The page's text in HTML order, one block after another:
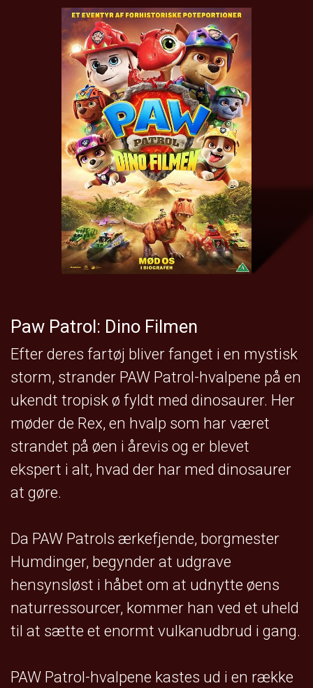
Paw Patrol: Dino Filmen
Efter deres fartøj bliver fanget i en mystisk
storm, strander PAW Patrol-hvalpene på en
ukendt tropisk ø fyldt med dinosaurer. Her
møder de Rex, en hvalp som har været
strandet på øen i årevis og er blevet
ekspert i alt, hvad der har med dinosaurer
at gøre.
Da PAW Patrols ærkefjende, borgmester
Humdinger, begynder at udgrave
hensynsløst i håbet om at udnytte øens
naturressourcer, kommer han ved et uheld
til at sætte et enormt vulkanudbrud i gang.
PAW Patrol-hvalpene kastes ud i en række